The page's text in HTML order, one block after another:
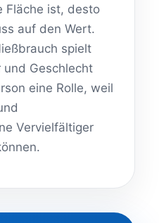
Fläche ist, desto
auf den Wert.
spielt
Geschlecht
eine Rolle, weil
Vervielfältiger